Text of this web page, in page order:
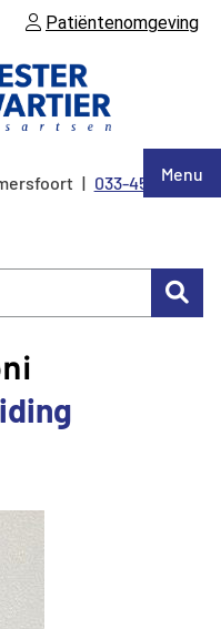
Patiëntenomgeving
Menu
Tel:
033-4544005